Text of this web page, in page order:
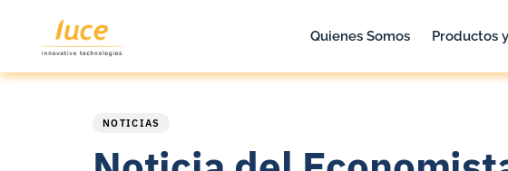
Quienes Somos Productos
NOTICIAS